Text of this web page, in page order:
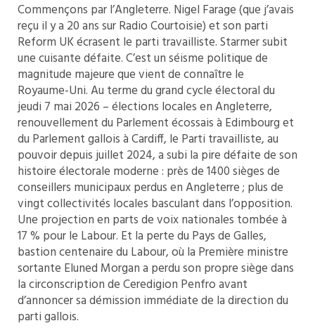
Commençons par l’Angleterre. Nigel Farage (que j’avais
reçu il y a 20 ans sur Radio Courtoisie) et son parti
Reform UK écrasent le parti travailliste. Starmer subit
une cuisante défaite. C’est un séisme politique de
magnitude majeure que vient de connaître le
Royaume-Uni. Au terme du grand cycle électoral du
jeudi 7 mai 2026 – élections locales en Angleterre,
renouvellement du Parlement écossais à Edimbourg et
du Parlement gallois à Cardiff, le Parti travailliste, au
pouvoir depuis juillet 2024, a subi la pire défaite de son
histoire électorale moderne : près de 1400 sièges de
conseillers municipaux perdus en Angleterre ; plus de
vingt collectivités locales basculant dans l’opposition.
Une projection en parts de voix nationales tombée à
17 % pour le Labour. Et la perte du Pays de Galles,
bastion centenaire du Labour, où la Première ministre
sortante Eluned Morgan a perdu son propre siège dans
la circonscription de Ceredigion Penfro avant
d’annoncer sa démission immédiate de la direction du
parti gallois.